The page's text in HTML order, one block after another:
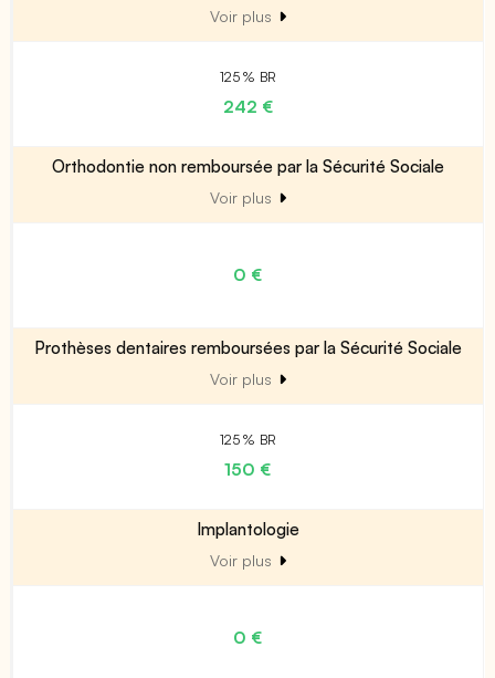
Voir plus
125 % BR
242 €
Orthodontie non remboursée par la Sécurité Sociale
Voir plus
0 €
Prothèses dentaires remboursées par la Sécurité Sociale
Voir plus
125 % BR
150 €
Implantologie
Voir plus
0 €